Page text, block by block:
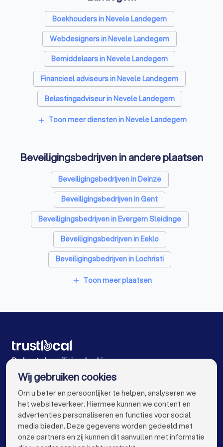
Boekhouders in Nevele Landegem
Webdesigners in Nevele Landegem
Bemiddelaars in Nevele Landegem
Financieel adviseurs in Nevele Landegem
Belastingadviseur in Nevele Landegem
Videografen in Nevele Landegem
add Toon meer diensten in Nevele Landegem
Beveiligingsbedrijven in andere plaatsen
Beveiligingsbedrijven in Deinze
Beveiligingsbedrijven in Gent
Beveiligingsbedrijven in Evergem Sleidinge
Beveiligingsbedrijven in Eeklo
Beveiligingsbedrijven in Lochristi
Beveiligingsbedrijven in Waregem
Beveiligingsbedrijven in Ardooie
Beveiligingsbedrijven in Zottegem
Beveiligingsbedrijven in Antwerpen
Beveiligingsbedrijven in Brugge
Beveiligingsbedrijven in Leuven
Beveiligingsbedrijven in Aalst
add Toon meer plaatsen
De beste beveiligingsbedrijven voor u
VOOR PARTICULIEREN keyboard_arrow_down
Wij gebruiken cookies
Om u beter en persoonlijker te helpen, analyseren we
het websiteverkeer. Hiermee kunnen we content en
advertenties personaliseren en functies voor social
media bieden. Deze gegevens worden gedeeld met
onze partners en zij kunnen dit aanvullen met informatie